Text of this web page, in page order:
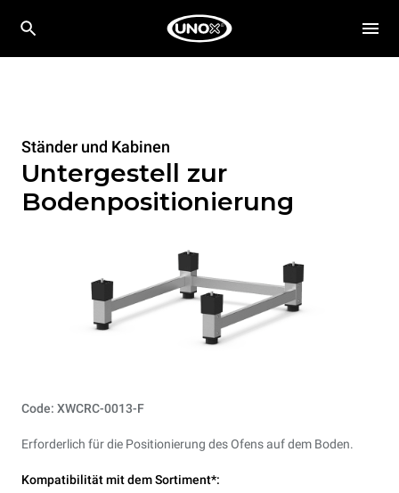
Ständer und Kabinen
Untergestell zur
Bodenpositionierung
Code: XWCRC-0013-F
Erforderlich für die Positionierung des Ofens auf dem Boden.
Kompatibilität mit dem Sortiment*: